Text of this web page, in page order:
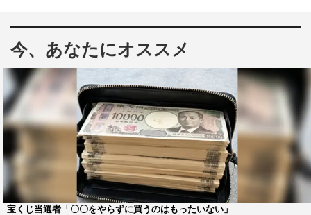
じゃないかと思い演じきりました。また、豪華な俳優さん
と共演させて頂き、楽しませて頂きました」と撮影を振り
返り、「ヒモでいいので私も彼氏ができたらいいなと思っ
ています」と願望もチラリ。
ドラマ出演は2015年1月のフジテレビ系新春ドラマスペ
シャル『大使閣下の料理人』以来、約4年ぶりで、「バラ
エティではあまり見られない私のコミカルな部分をぜひ見
てください！」とアピールしている。
今、あなたにオススメ
宝くじ当選者「〇〇をやらずに買うのはもったいない」